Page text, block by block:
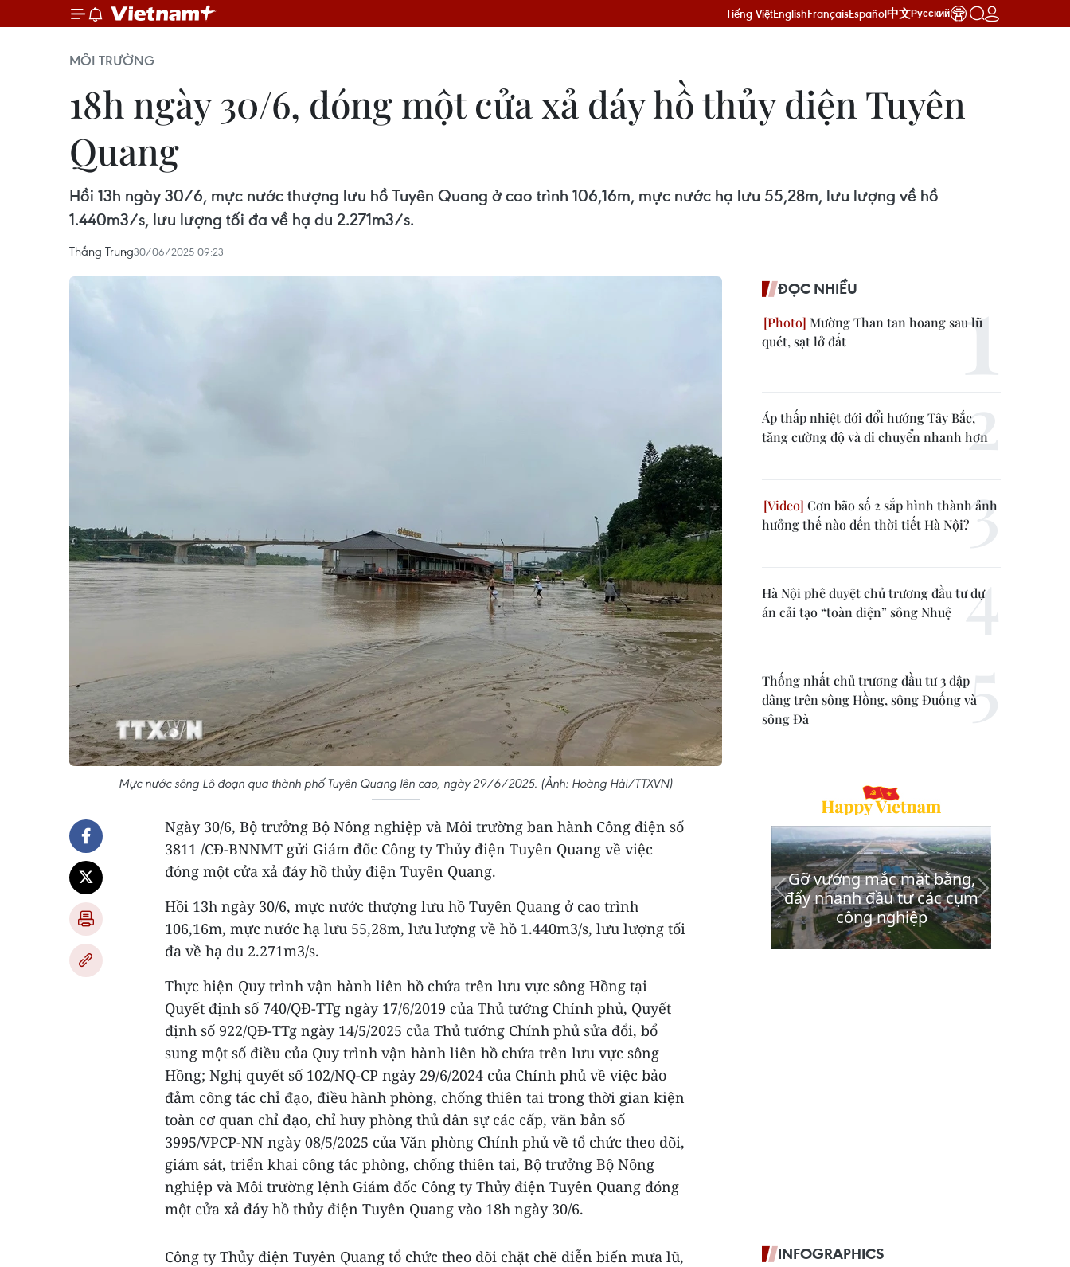
Tiếng ViệtEnglishFrançaisEspañol中文Русский
MÔI TRƯỜNG
18h ngày 30/6, đóng một cửa xả đáy hồ thủy điện Tuyên
Quang
Hồi 13h ngày 30/6, mực nước thượng lưu hồ Tuyên Quang ở cao trình 106,16m, mực nước hạ lưu 55,28m, lưu lượng về hồ
1.440m3/s, lưu lượng tối đa về hạ du 2.271m3/s.
Thắng Trung30/06/2025 09:23
Mực nước sông Lô đoạn qua thành phố Tuyên Quang lên cao, ngày 29/6/2025. (Ảnh: Hoàng Hải/TTXVN)
Ngày 30/6, Bộ trưởng Bộ Nông nghiệp và Môi trường ban hành Công điện số
3811 /CĐ-BNNMT gửi Giám đốc Công ty Thủy điện Tuyên Quang về việc
đóng một cửa xả đáy hồ thủy điện Tuyên Quang.
Hồi 13h ngày 30/6, mực nước thượng lưu hồ Tuyên Quang ở cao trình
106,16m, mực nước hạ lưu 55,28m, lưu lượng về hồ 1.440m3/s, lưu lượng tối
đa về hạ du 2.271m3/s.
Thực hiện Quy trình vận hành liên hồ chứa trên lưu vực sông Hồng tại
Quyết định số 740/QĐ-TTg ngày 17/6/2019 của Thủ tướng Chính phủ, Quyết
định số 922/QĐ-TTg ngày 14/5/2025 của Thủ tướng Chính phủ sửa đổi, bổ
sung một số điều của Quy trình vận hành liên hồ chứa trên lưu vực sông
Hồng; Nghị quyết số 102/NQ-CP ngày 29/6/2024 của Chính phủ về việc bảo
đảm công tác chỉ đạo, điều hành phòng, chống thiên tai trong thời gian kiện
toàn cơ quan chỉ đạo, chỉ huy phòng thủ dân sự các cấp, văn bản số
3995/VPCP-NN ngày 08/5/2025 của Văn phòng Chính phủ về tổ chức theo dõi,
giám sát, triển khai công tác phòng, chống thiên tai, Bộ trưởng Bộ Nông
nghiệp và Môi trường lệnh Giám đốc Công ty Thủy điện Tuyên Quang đóng
một cửa xả đáy hồ thủy điện Tuyên Quang vào 18h ngày 30/6.
Công ty Thủy điện Tuyên Quang tổ chức theo dõi chặt chẽ diễn biến mưa lũ,
ĐỌC NHIỀU
Mường Than tan hoang sau lũ
quét, sạt lở đất
Áp thấp nhiệt đới đổi hướng Tây Bắc,
tăng cường độ và di chuyển nhanh hơn
Cơn bão số 2 sắp hình thành ảnh
hưởng thế nào đến thời tiết Hà Nội?
Hà Nội phê duyệt chủ trương đầu tư dự
án cải tạo “toàn diện” sông Nhuệ
Thống nhất chủ trương đầu tư 3 đập
dâng trên sông Hồng, sông Đuống và
sông Đà
INFOGRAPHICS